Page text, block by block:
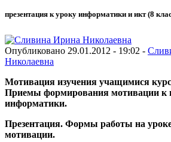
презентация к уроку информатики и икт (8
Опубликовано 29.01.2012 - 19:02 -
Николаевна
Мотивация изучения учащимися
Приемы формирования мотивации к
информатики.
Презентация. Формы работы на
мотивации.